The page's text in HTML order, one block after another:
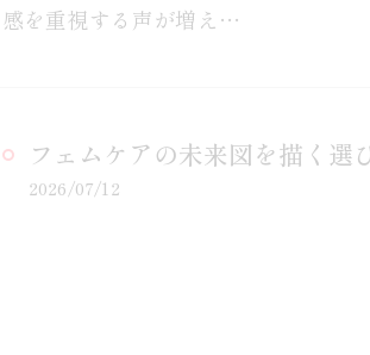
感を重視する声が増え…
フェムケアの未来図を描く選
2026/07/12